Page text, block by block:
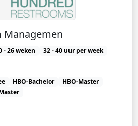
- 26 weken
32 - 40 uur per week
HBO-Bachelor
HBO-Master